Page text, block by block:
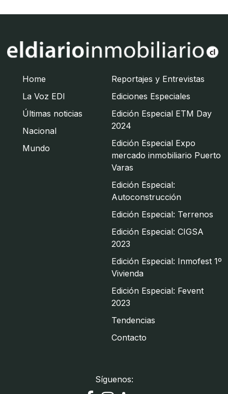
Home
La Voz EDI
Últimas noticias
Nacional
Mundo
Reportajes y Entrevistas
Ediciones Especiales
Edición Especial ETM Day
2024
Edición Especial Expo
mercado inmobiliario Puerto
Varas
Edición Especial:
Autoconstrucción
Edición Especial: Terrenos
Edición Especial: CIGSA
2023
Edición Especial: Inmofest 1º
Vivienda
Edición Especial: Fevent
2023
Tendencias
Contacto
Síguenos: